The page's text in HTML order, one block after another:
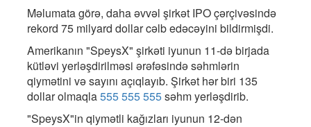
Məlumata görə, daha əvvəl şirkət IPO çərçivəsində
rekord 75 milyard dollar cəlb edəcəyini bildirmişdi.
Amerikanın "SpeysX" şirkəti iyunun 11-də birjada
kütləvi yerləşdirilməsi ərəfəsində səhmlərin
qiymətini və sayını açıqlayıb. Şirkət hər biri 135
dollar olmaqla555 555 555səhm yerləşdirib.
"SpeysX"in qiymətli kağızları iyunun 12-dən